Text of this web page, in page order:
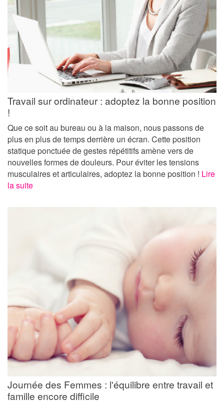
Travail sur ordinateur : adoptez la bonne position
!
Que ce soit au bureau ou à la maison, nous passons de
plus en plus de temps derrière un écran. Cette position
statique ponctuée de gestes répétitifs amène vers de
nouvelles formes de douleurs. Pour éviter les tensions
musculaires et articulaires, adoptez la bonne position ! Lire
la suite
Journée des Femmes : l'équilibre entre travail et
famille encore difficile